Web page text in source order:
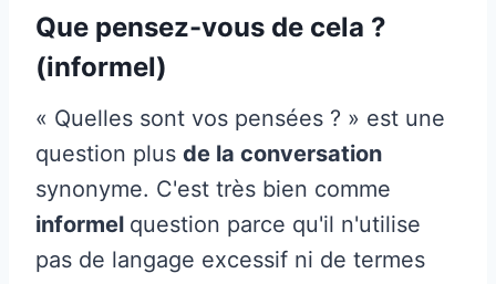
Que pensez-vous de cela ?
(informel)
« Quelles sont vos pensées ? » est une
question plus de la conversation
synonyme. C'est très bien comme
informel question parce qu'il n'utilise
pas de langage excessif ni de termes